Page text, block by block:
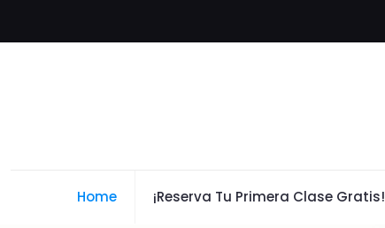
Home ¡Reserva Tu Primera Clase Gratis!